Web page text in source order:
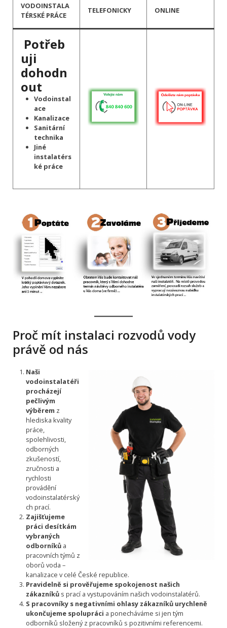
VODOINSTALA
TÉRSKÉ PRÁCE
TELEFONICKY ONLINE
Potřeb
uji
dohodn
out
Vodoinstal
ace
Kanalizace
Sanitární
technika
Jiné
instalatérs
ké práce
Proč mít instalaci rozvodů vody
právě od nás
Naši
vodoinstalatéři
procházejí
pečlivým
výběrem z
hlediska kvality
práce,
spolehlivosti,
odborných
zkušeností,
zručnosti a
rychlosti
provádění
vodoinstalatérský
ch prací.
Zajišťujeme
práci desítkám
vybraných
odborníkůa
pracovních týmů z
oborů voda –
kanalizace v celé České republice.
Pravidelně si prověřujeme spokojenost našich
zákazníkůs prací a vystupováním našich vodoinstalatérů.
S pracovníky s negativními ohlasy zákazníků urychleně
ukončujeme spolupráci a ponecháváme si jen tým
odborníků složený z pracovníků s pozitivními referencemi.